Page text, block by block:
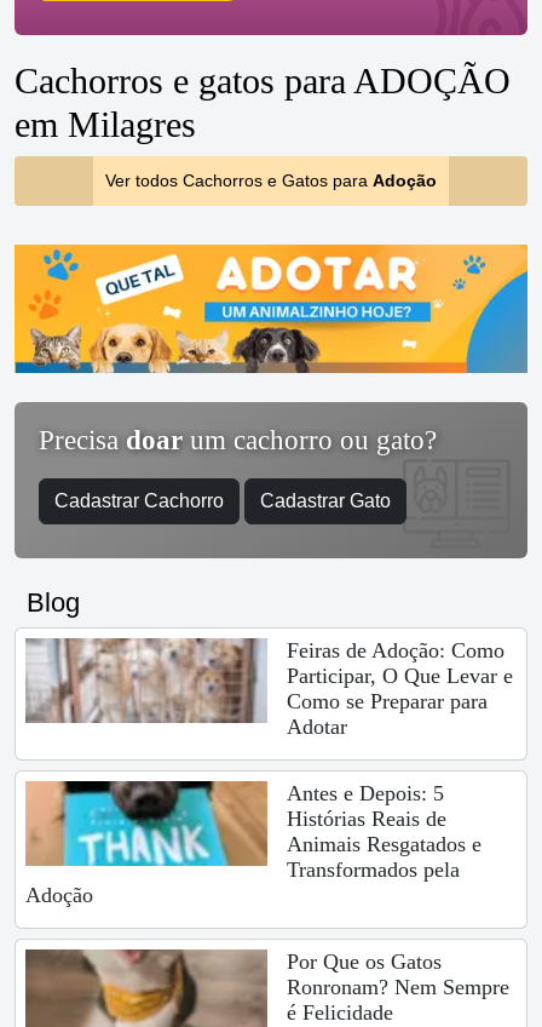
Cachorros e gatos para ADOÇÃO
em Milagres
Ver todos Cachorros e Gatos para Adoção
Precisa doar um cachorro ou gato?
Cadastrar Cachorro Cadastrar Gato
Blog
Feiras de Adoção: Como
Participar, O Que Levar e
Como se Preparar para
Adotar
Antes e Depois: 5
Histórias Reais de
Animais Resgatados e
Transformados pela
Adoção
Por Que os Gatos
Ronronam? Nem Sempre
é Felicidade